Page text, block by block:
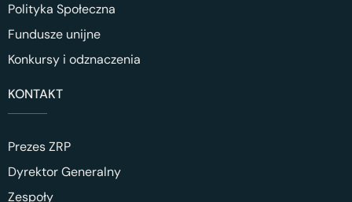
Polityka Społeczna
Fundusze unijne
Konkursy i odznaczenia
KONTAKT
Prezes ZRP
Dyrektor Generalny
Zespoły